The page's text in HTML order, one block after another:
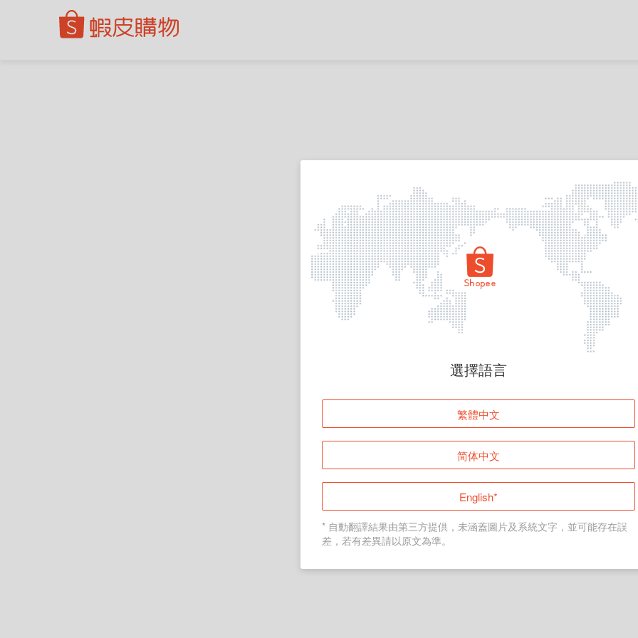
頁面無法顯示
登入
返回首頁
選擇語言
繁體中文
简体中文
English*
* 自動翻譯結果由第三方提供，未涵蓋圖片及系統文字，並可能存在誤
差，若有差異請以原文為準。